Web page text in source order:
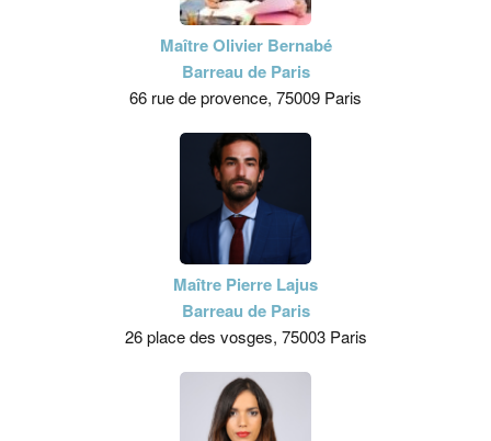
Maître Olivier Bernabé
Barreau de Paris
66 rue de provence, 75009 Paris
Maître Pierre Lajus
Barreau de Paris
26 place des vosges, 75003 Paris